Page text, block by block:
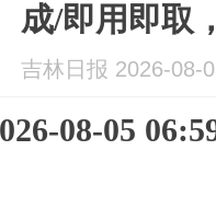
成/即用即取
星推出“在线
吉林日报 2026-08-
08-05